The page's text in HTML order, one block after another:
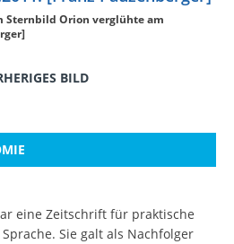
Sternbild Orion verglühte am
BILD
eine Zeitschrift für praktische
Sie galt als Nachfolger